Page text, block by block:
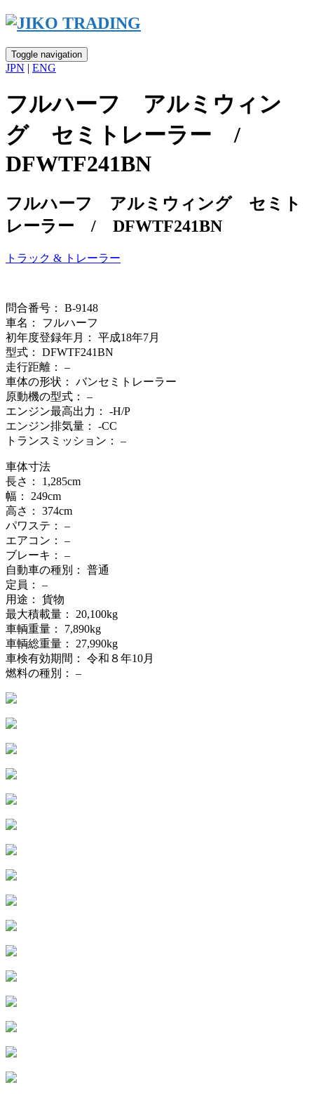
Skip
content
Toggle navigation
JPN | ENG
フルハーフ アルミウィン
グ セミトレーラー /
DFWTF241BN
フルハーフ アルミウィング セミト
レーラー / DFWTF241BN
トラック & トレーラー
問合番号： B-9148
車名： フルハーフ
初年度登録年月： 平成18年7月
型式： DFWTF241BN
走行距離： –
車体の形状： バンセミトレーラー
原動機の型式： –
エンジン最高出力： -H/P
エンジン排気量： -CC
トランスミッション： –
車体寸法
長さ： 1,285cm
幅： 249cm
高さ： 374cm
パワステ： –
エアコン： –
ブレーキ： –
自動車の種別： 普通
定員： –
用途： 貨物
最大積載量： 20,100kg
車輌重量： 7,890kg
車輌総重量： 27,990kg
車検有効期間： 令和８年10月
燃料の種別： –